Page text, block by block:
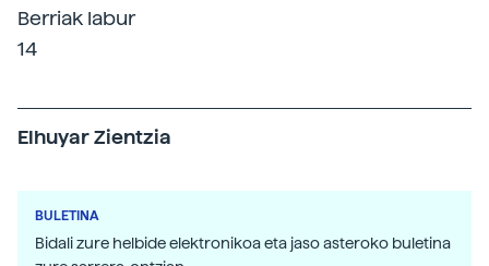
Berriak labur
14
Elhuyar Zientzia
BULETINA
Bidali zure helbide elektronikoa eta jaso asteroko buletina